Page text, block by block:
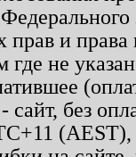
прав и
где не
без